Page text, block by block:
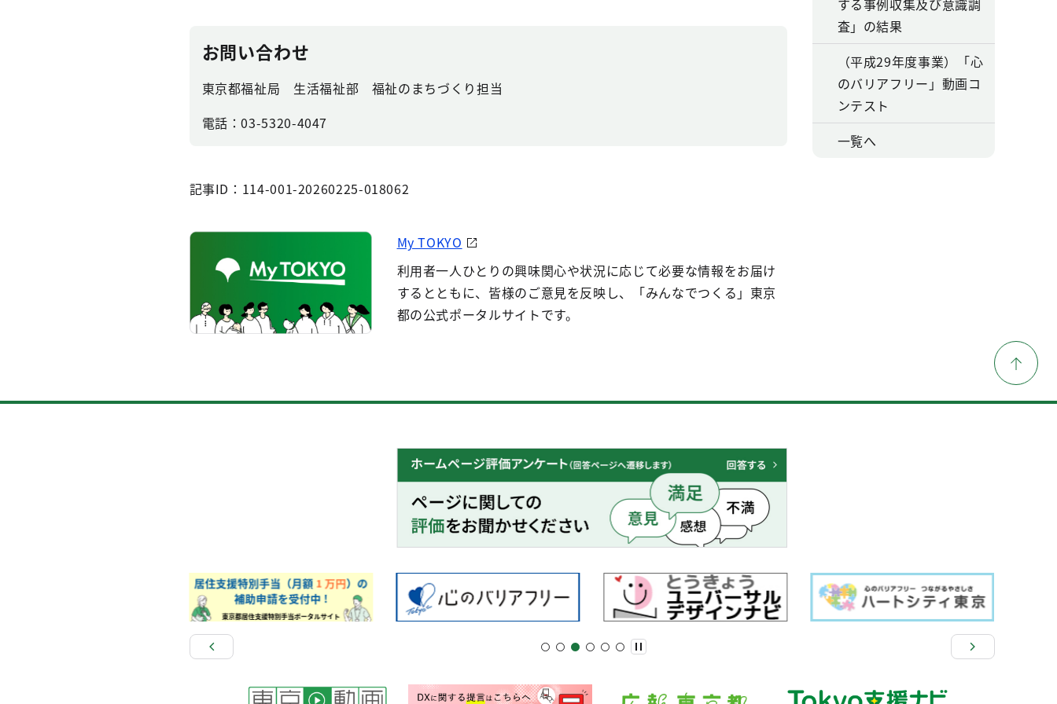
お問い合わせ
東京都福祉局 生活福祉部 福祉のまちづくり担当
電話：03-5320-4047
記事ID：114-001-20260225-018062
My TOKYO
利用者一人ひとりの興味関心や状況に応じて必要な情報をお届け
するとともに、皆様のご意見を反映し、「みんなでつくる」東京
都の公式ポータルサイトです。
する事例収集及び意識調
査」の結果
（平成29年度事業）「心
のバリアフリー」動画コ
ンテスト
一覧へ